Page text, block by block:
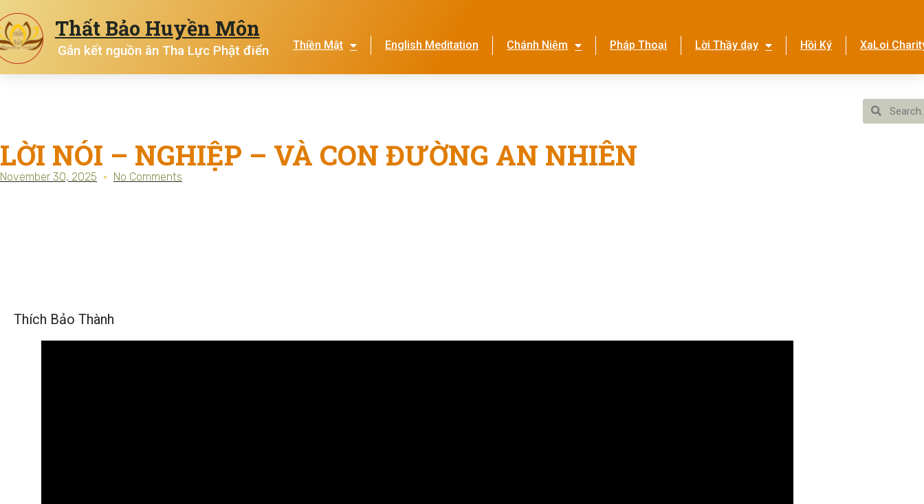
Thất Bảo Huyền Môn
Gắn kết nguồn ân Tha Lực Phật điển Thiền Mật English Meditation Chánh Niệm Pháp Thoại Lời Thầy dạy Hồi Ký XaLoi
LỜI NÓI – NGHIỆP – VÀ CON ĐƯỜNG AN NHIÊN
November 30, 2025 No Comments
Thích Bảo Thành